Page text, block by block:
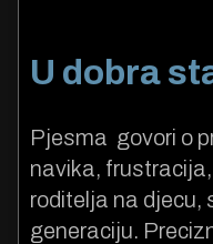
U dobra
Pjesma govori o
navika,
roditelja na djecu,
generaciju.